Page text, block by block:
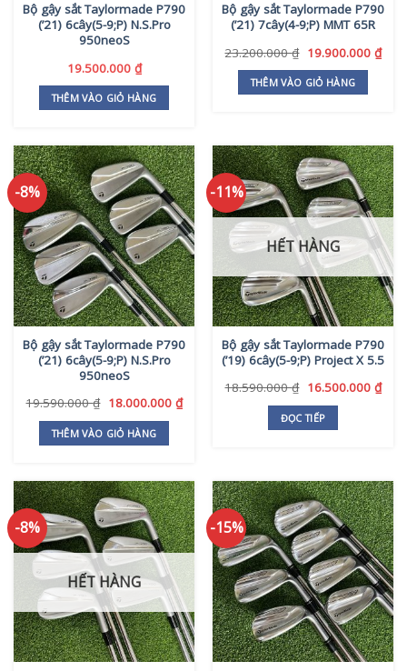
Bộ gậy sắt Taylormade P790
(’21) 6cây(5-9;P) N.S.Pro
950neoS
19.500.000 ₫
THÊM VÀO GIỎ HÀNG
Bộ gậy sắt Taylormade P790
(’21) 7cây(4-9;P) MMT 65R
23.200.000₫ Giá
là:
23.200.000 ₫.
19.900.000 ₫Giá
THÊM VÀO GIỎ HÀNG
-8%
Bộ gậy sắt Taylormade P790
(’21) 6cây(5-9;P) N.S.Pro
950neoS
19.590.000₫ Giá
là:
19.590.000 ₫.
18.000.000 ₫Giá
THÊM VÀO GIỎ HÀNG
-11%
HẾT HÀNG
Bộ gậy sắt Taylormade P790
(’19) 6cây(5-9;P) Project X 5.5
18.590.000₫ Giá
là:
18.590.000 ₫.
16.500.000 ₫Giá
ĐỌC TIẾP
-8%
HẾT HÀNG
-15%